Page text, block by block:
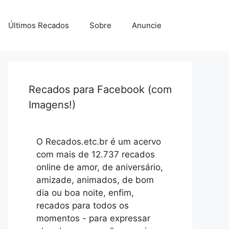
Últimos Recados Sobre Anuncie
Recados para Facebook (com
Imagens!)
O Recados.etc.br é um acervo
com mais de 12.737 recados
online de amor, de aniversário,
amizade, animados, de bom
dia ou boa noite, enfim,
recados para todos os
momentos - para expressar